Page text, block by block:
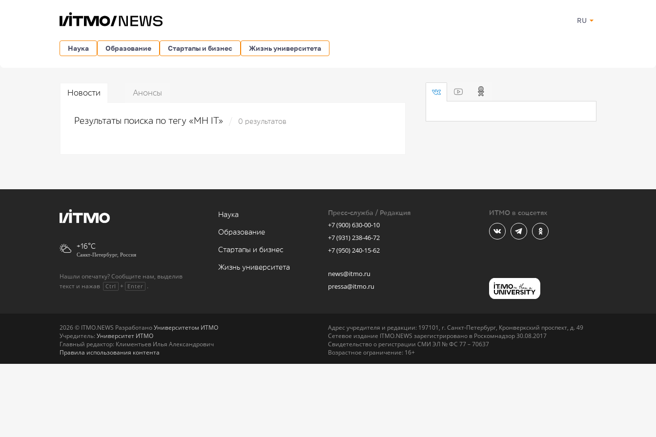
RU
Наука Образование Стартапы и бизнес Жизнь университета
Новости Анонсы
Результаты поиска по тегу «MH IT» 0 результатов
+16
Санкт-Петербург, Россия
Нашли опечатку? Сообщите нам, выделив
текст и нажав
Ctrl + Enter .
Наука
Образование
Стартапы и бизнес
Жизнь университета
Пресс-служба / Редакция
+7 (900) 630-00-10
+7 (931) 238-46-72
+7 (950) 240-15-62
news@itmo.ru
pressa@itmo.ru
ИТМО в соцсетях
2026 © ITMO.NEWS РазработаноУниверситетом ИТМО
Учредитель: Университет ИТМО
Главный редактор: Климентьев Илья Александрович
Правила использования контента
Адрес учредителя и редакции: 197101, г. Санкт-Петербург, Кронверкский проспект, д. 49
Сетевое издание ITMO.NEWS зарегистрировано в Роскомнадзор 30.08.2017
Свидетельство о регистрации СМИ ЭЛ № ФС 77 – 70637
Возрастное ограничение: 16+